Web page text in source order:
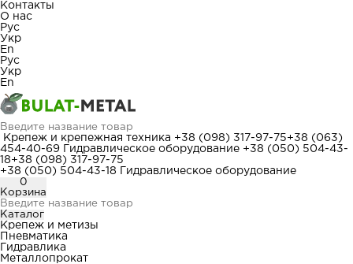
Контакты
О нас
Рус
Укр
En
Рус
Укр
En
Крепеж и крепежная техника +38 (098) 317-97-75+38 (063)
454-40-69
Гидравлическое оборудование +38 (050) 504-43-
18+38 (098) 317-97-75
+38 (050) 504-43-18
Гидравлическое оборудование
0
Корзина
Каталог
Крепеж и метизы
Пневматика
Гидравлика
Металлопрокат